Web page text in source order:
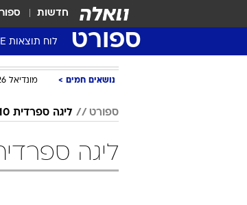
חדשות
ספורט לוח תוצאות LIVE
נושאים חמים מונדיאל 2026
ספורט ליגה ספרדית 2009/10
ליגה ספרדית 2009/10 מחזור 13